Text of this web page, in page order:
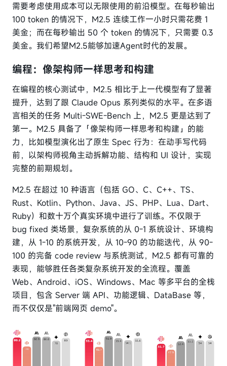
需要考虑使用成本可以无限使用的前沿模型。在每秒输出
100 token 的情况下，M2.5 连续工作一小时只需花费 1
美金；而在每秒输出 50 个 token 的情况下，只需要 0.3
美金。我们希望M2.5能够加速Agent时代的发展。
编程：像架构师一样思考和构建
在编程的核心测试中，M2.5 相比于上一代模型有了显著
提升，达到了跟 Claude Opus 系列类似的水平。在多语
言相关的任务 Multi-SWE-Bench 上，M2.5 更是达到了
第一。M2.5 具备了「像架构师一样思考和构建」的能
力，比如模型演化出了原生 Spec 行为：在动手写代码
前，以架构师视角主动拆解功能、结构和 UI 设计，实现
完整的前期规划。
M2.5 在超过 10 种语言（包括 GO、C、C++、TS、
Rust、Kotlin、Python、Java、JS、PHP、Lua、Dart、
Ruby）和数十万个真实环境中进行了训练。不仅限于
bug fixed 类场景，复杂系统的从 0-1 系统设计、环境构
建，从 1-10 的系统开发，从 10-90 的功能迭代，从 90-
100 的完备 code review 与系统测试，M2.5 都有可靠的
表现，能够胜任各类复杂系统开发的全流程。覆盖
Web、Android、iOS、Windows、Mac 等多平台的全栈
项目，包含 Server 端 API、功能逻辑、DataBase 等，
而不仅仅是"前端网页 demo"。